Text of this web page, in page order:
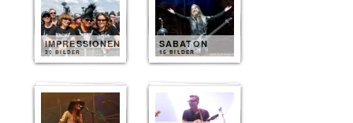
IMPRESSIONEN
30 BILDER
SABATON
15 BILDER